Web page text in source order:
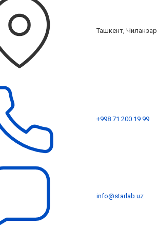
Ташкент, Чиланзар
+998 71 200 19 99
info@starlab.uz